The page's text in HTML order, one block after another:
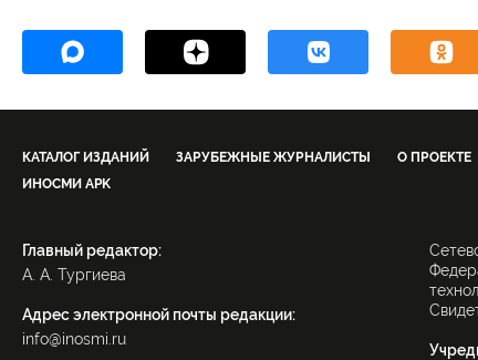
КАТАЛОГ ИЗДАНИЙ ЗАРУБЕЖНЫЕ ЖУРНАЛИСТЫ О ПРОЕКТЕ
ИНОСМИ APK
Главный редактор:
А. А. Тургиева
Адрес электронной почты редакции:
info@inosmi.ru